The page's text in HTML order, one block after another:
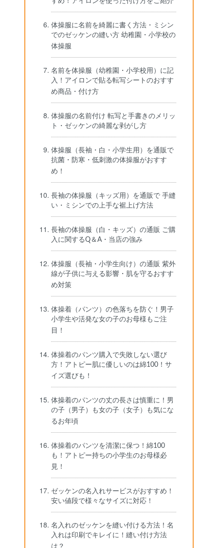
すめ！アイロンを使った付け方をご紹介
体操服に名前を綺麗に書く方法・ミシン
でのゼッケンの縫い方 幼稚園・小学校の
体操服
名前を体操服（幼稚園・小学校用）に記
入！アイロンで貼る転写シートのおすす
め商品・付け方
体操服の名前付け 転写と手書きのメリッ
ト・ゼッケンの綺麗な剥がし方
体操服（長袖・白・小学生用）を通販で
抗菌・防寒・低刺激の体操服がおすす
め！
長袖の体操服（キッズ用）を通販で 手縫
い・ミシンでの上手な裾上げ方法
長袖の体操服（白・キッズ）の通販 ご購
入に関するQ＆A・当店の強み
体操服（長袖・小学生向け）の通販 紫外
線が子供に与える影響・肌を守るおすす
め対策
体操着（パンツ）の色落ちを防ぐ！男子
小学生や活発な女の子のお母様もご注
目！
体操着のパンツ購入で失敗しない選び
方！アトピー肌に優しいのは綿100！サ
イズ選びも！
体操着のパンツの丈の長さは慎重に！男
の子（男子）も女の子（女子）も気にな
るお年頃
体操着のパンツを清潔に保つ！綿100
も！アトピー持ちの小学生のお母様必
見！
ゼッケンの名入れサービスがおすすめ！
安い値段で様々なサイズに対応！
名入れのゼッケンを縫い付ける方法！名
入れは印刷でキレイに！縫い付け方法